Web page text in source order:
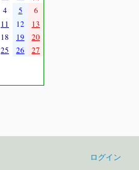
4 5
6
11 12
13
18 19
20
25 26
27
ログイン